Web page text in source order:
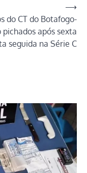
do CT do Botafogo-
pichados após sexta
seguida na Série C
⟶